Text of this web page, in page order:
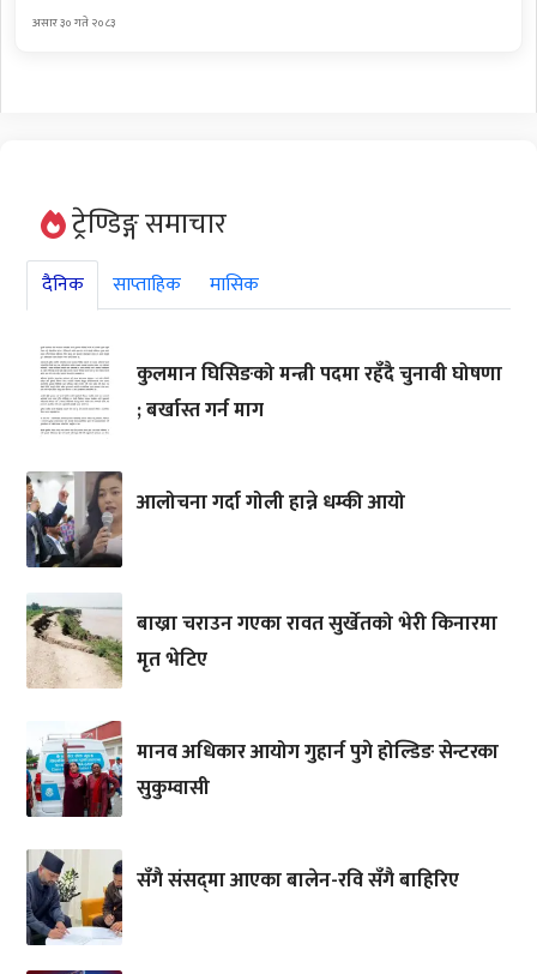
असार ३० गते २०८३
ट्रेण्डिङ्ग समाचार
दैनिक साप्ताहिक मासिक
कुलमान घिसिङको मन्त्री पदमा रहँदै चुनावी घोषणा
; बर्खास्त गर्न माग
आलोचना गर्दा गोली हान्ने धम्की आयो
बाख्रा चराउन गएका रावत सुर्खेतको भेरी किनारमा
मृत भेटिए
मानव अधिकार आयोग गुहार्न पुगे होल्डिङ सेन्टरका
सुकुम्वासी
सँगै संसद्‌मा आएका बालेन-रवि सँगै बाहिरिए